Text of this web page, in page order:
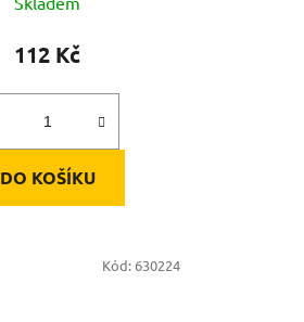
112 Kč
DO KOŠÍKU
Kód: 630224